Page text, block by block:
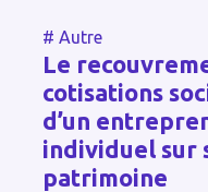
# Autre
Quand la
de
judiciaire
société est
son dirigeant